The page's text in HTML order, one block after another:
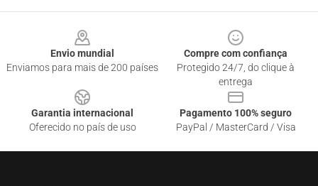
Envio mundial
Enviamos para mais de 200 países
Compre com confiança
Protegido 24/7, do clique à
entrega
Garantia internacional
Oferecido no país de uso
Pagamento 100% seguro
PayPal / MasterCard / Visa